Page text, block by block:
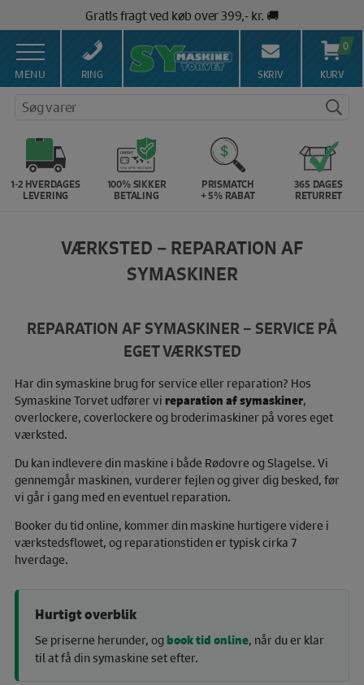
indholdet
Gratis fragt ved køb over 399,- kr. 🚚
Salg af symaskiner siden 1967 🥇
100% Dansk hjemmeside 👍
Brug for hjælp? Ring på 43 44 45 15 ☎️
Vi matcher alle danske priser 💰
MENU RING SKRIV
0
KURV
Søg varer
1-2 HVERDAGES
LEVERING
100% SIKKER
BETALING
PRISMATCH
+ 5% RABAT
365 DAGES
RETURRET
VÆRKSTED – REPARATION AF
SYMASKINER
REPARATION AF SYMASKINER – SERVICE PÅ
EGET VÆRKSTED
Har din symaskine brug for service eller reparation? Hos
Symaskine Torvet udfører vi reparation af symaskiner,
overlockere, coverlockere og broderimaskiner på vores eget
værksted.
Du kan indlevere din maskine i både Rødovre og Slagelse. Vi
gennemgår maskinen, vurderer fejlen og giver dig besked, før
vi går i gang med en eventuel reparation.
Booker du tid online, kommer din maskine hurtigere videre i
værkstedsflowet, og reparationstiden er typisk cirka 7
hverdage.
Hurtigt overblik
Se priserne herunder, ogbook tid online, når du er klar
til at få din symaskine set efter.